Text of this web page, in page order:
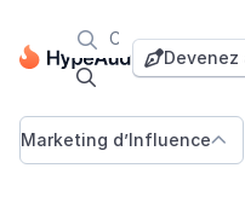
Blog



Marketing d’Influence